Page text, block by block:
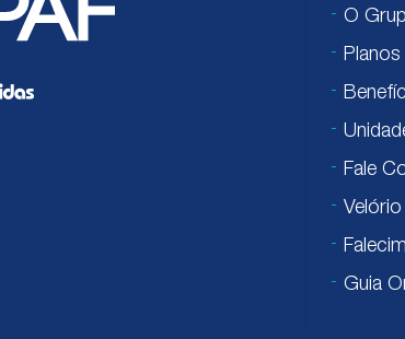
O
Planos
Fale
Velório
Guia